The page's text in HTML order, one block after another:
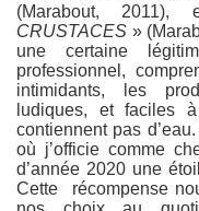
(Marabout,
CRUSTACES »
une certaine
professionnel,
intimidants, les
ludiques, et faciles
contiennent pas
où j’officie comme
d’année 2020 une
Cette récompense